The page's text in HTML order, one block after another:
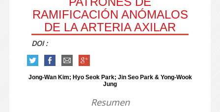
RAMIFICACIÓN ANÓMALOS
DE LA ARTERIA AXILAR
DOI :
Jong-Wan Kim; Hyo Seok Park; Jin Seo Park & Yong-Wook
Jung
Resumen